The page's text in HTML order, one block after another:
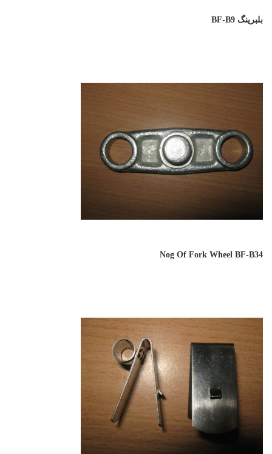
بلبرینگ BF-B9
Nog Of Fork Wheel BF-B34